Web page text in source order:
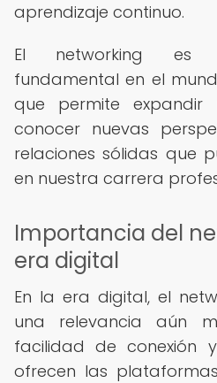
aprendizaje continuo.
El networking es
fundamental en el
que permite expandir
conocer nuevas
relaciones sólidas que
en nuestra carrera
Importancia del
era digital
En la era digital, el
una relevancia aún
facilidad de conexión
ofrecen las